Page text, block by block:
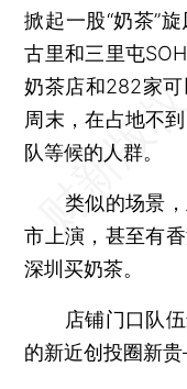
掀起一股“奶茶”
古里和三里屯
奶茶店和282家
周末，在占地不
队等候的人群。
类似的场景，
市上演，甚至有
深圳买奶茶。
店铺门口队伍
的新近创投圈新